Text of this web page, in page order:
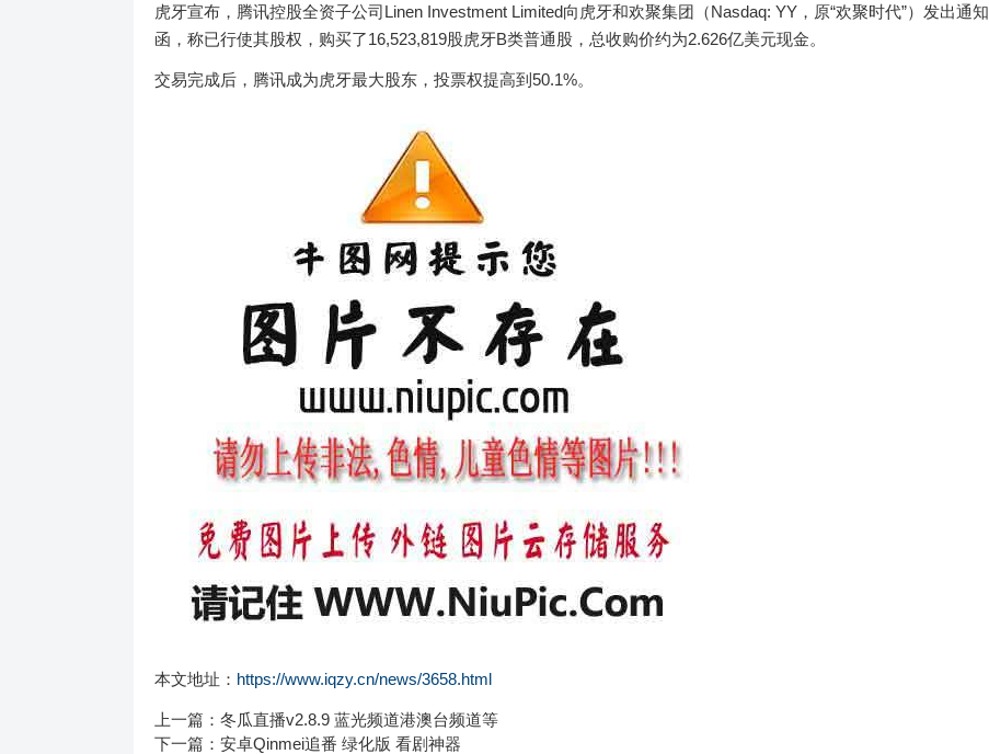
虎牙宣布，腾讯控股全资子公司Linen Investment Limited向虎牙和欢聚集团（Nasdaq: YY，原“欢聚时代”）发出通知
函，称已行使其股权，购买了16,523,819股虎牙B类普通股，总收购价约为2.626亿美元现金。
交易完成后，腾讯成为虎牙最大股东，投票权提高到50.1%。
本文地址： https://www.iqzy.cn/news/3658.html
上一篇： 冬瓜直播v2.8.9 蓝光频道港澳台频道等
下一篇： 安卓Qinmei追番 绿化版 看剧神器